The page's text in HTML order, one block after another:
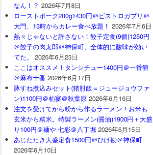
なん！？ 2026年7月8日
ローストポーク200g1430円＠ビストロガブリ＠
大門、13時からカレー食べ放題！ 2026年7月6日
熱々じゃないと許さない！餃子定食(9個)1250円
＠餃子の肉太郎＠神保町、全体的に酸味が効い
てた。
2026年6月23日
ここはオススメ！タンシチュー1400円＠一番館
＠麻布十番 2026年6月17日
豚すね煮込みセット(猪肘飯＝ジュージョウファ
ン)1100円＠柏宴＠秋葉原 2026年6月16日
注文を受けてから粉から作るラーメン！お米も
玄米から精米。特製ラーメン(醤油)1900円＋大盛
り100円＠麺や 七彩＠八丁堀 2026年6月15日
あじたたき大盛定食1500円＠ひげ勘＠神保町
2026年6月10日